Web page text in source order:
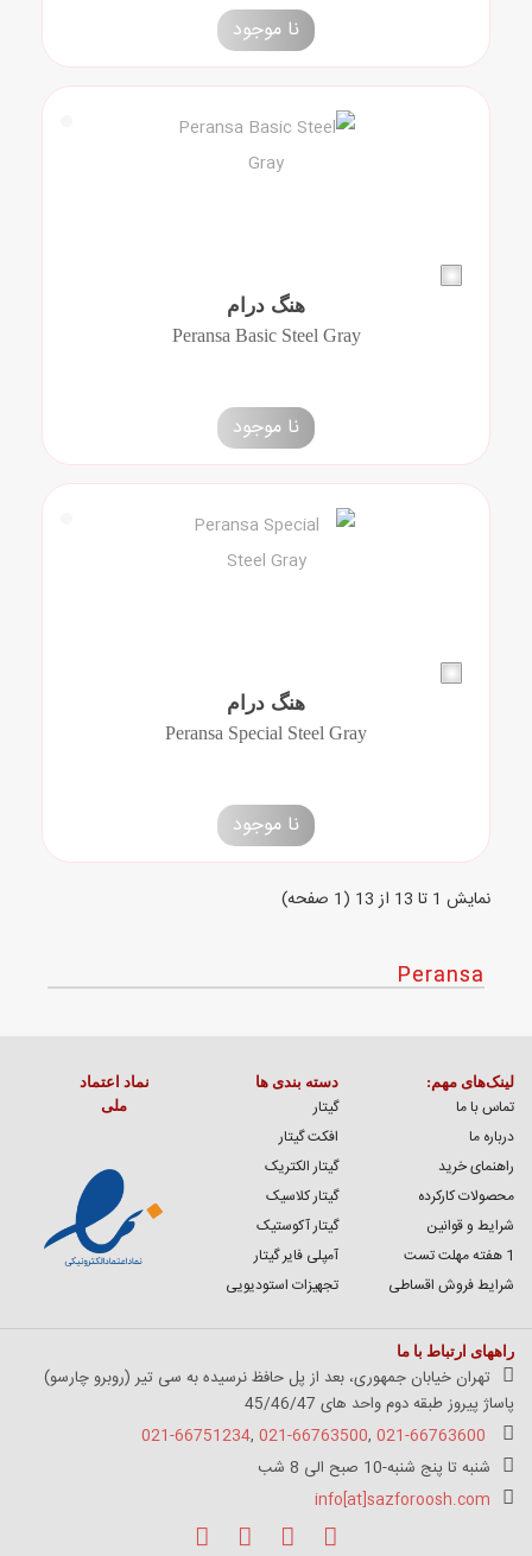
نا موجود
هنگ درام
Peransa Basic Steel Gray
نا موجود
هنگ درام
Peransa Special Steel Gray
نا موجود
نمايش 1 تا 13 از 13 (1 صفحه)
Peransa
لینک‌های مهم:
تماس با ما
درباره ما
راهنمای خرید
محصولات کارکرده
شرایط و قوانین
1 هفته مهلت تست
شرایط فروش اقساطی
دسته بندی ها
گیتار
افکت گیتار
گیتار الکتریک
گیتار کلاسیک
گیتار آکوستیک
آمپلی فایر گیتار
تجهیزات استودیویی
نماد اعتماد
ملی
راههای ارتباط با ما
تهران خیابان جمهوری، بعد از پل حافظ نرسیده به سی تیر (روبرو چارسو)
پاساژ پیروز طبقه دوم واحد های 45/46/47
021-66763600
,
021-66763500
,
021-66751234
شنبه تا پنج شنبه-10 صبح الی 8 شب
info[at]sazforoosh.com